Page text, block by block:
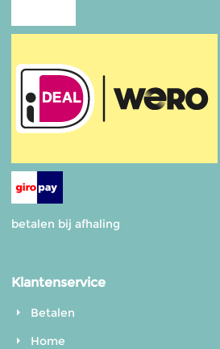
betalen bij afhaling
Klantenservice
Betalen
Home